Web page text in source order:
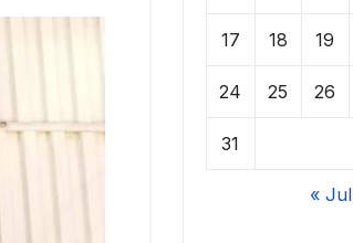
17 18 19
24 25 26
31
« Jul